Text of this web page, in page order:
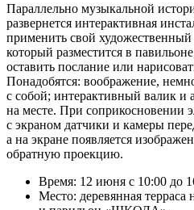
Параллельно музыкальной
развернется интерактивная
применить свой
который разместится в
оставить послание или
Понадобятся: воображение,
с собой; интерактивный валик
на месте. При соприкосновении
с экраном датчики и камеры
а на экране появляется
обратную проекцию.
Время: 12 июня с 10:00 до
Место: деревянная